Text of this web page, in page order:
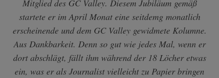
Mitglied des GC Valley. Diesem Jubiläum gemäß
startete er im April Monat eine seitdemg monatlich
erscheinende und dem GC Valley gewidmete Kolumne.
Aus Dankbarkeit. Denn so gut wie jedes Mal, wenn er
dort abschlägt, fällt ihm während der 18 Löcher etwas
ein, was er als Journalist vielleicht zu Papier bringen